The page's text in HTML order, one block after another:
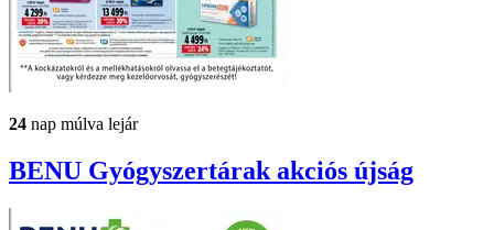
24 nap múlva lejár
BENU Gyógyszertárak akciós újság